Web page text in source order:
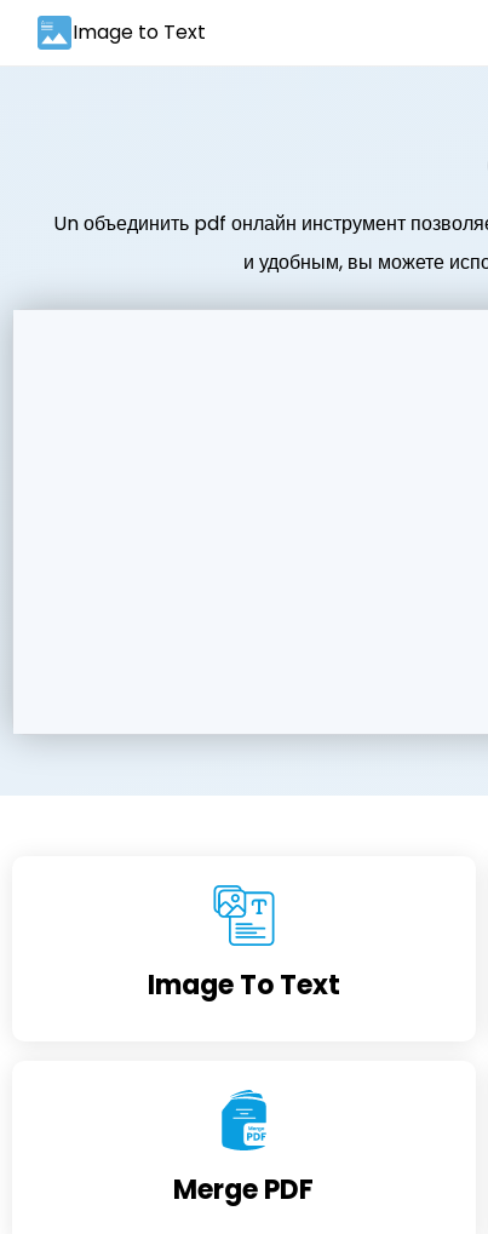
Image to Text
Un объединить pdf онлайн инструмент
и удобным, вы можете
Image To Text
Merge PDF